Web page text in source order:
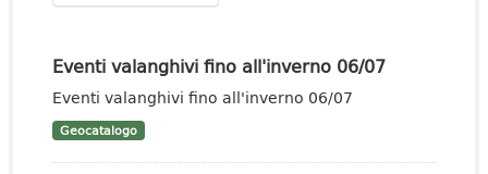
Eventi valanghivi fino all'inverno 06/07
Eventi valanghivi fino all'inverno 06/07
Geocatalogo